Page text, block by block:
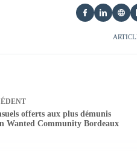
offerts aux plus démunis
Wanted Community Bordeaux